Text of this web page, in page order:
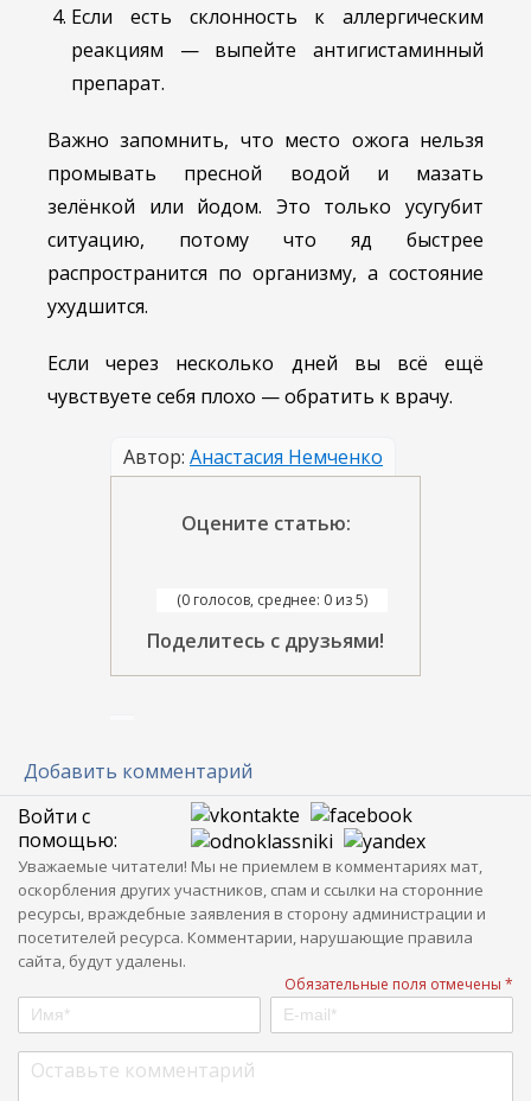
Если есть склонность к аллергическим
реакциям — выпейте антигистаминный
препарат.
Важно запомнить, что место ожога нельзя
промывать пресной водой и мазать
зелёнкой или йодом. Это только усугубит
ситуацию, потому что яд быстрее
распространится по организму, а состояние
ухудшится.
Если через несколько дней вы всё ещё
чувствуете себя плохо — обратить к врачу.
Автор: Анастасия Немченко
Оцените статью:
(0 голосов, среднее: 0 из 5)
Поделитесь с друзьями!
Добавить комментарий
Войти с
помощью:
Уважаемые читатели! Мы не приемлем в комментариях мат,
оскорбления других участников, спам и ссылки на сторонние
ресурсы, враждебные заявления в сторону администрации и
посетителей ресурса. Комментарии, нарушающие правила
сайта, будут удалены.
Обязательные поля отмечены *